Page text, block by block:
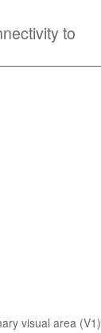
to
visual area (V1)